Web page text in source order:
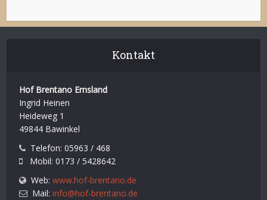
Kontakt
Hof Brentano Emsland
Ingrid Heinen
Heideweg 1
49844 Bawinkel
Telefon: 05963 / 468
Mobil: 0173 / 5428642
Web:www.hof-brentano.de
Mail:info@hof-brentano.de